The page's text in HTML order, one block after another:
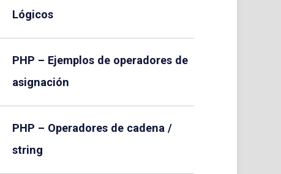
Lógicos
PHP – Ejemplos de operadores de
asignación
PHP – Operadores de cadena /
string